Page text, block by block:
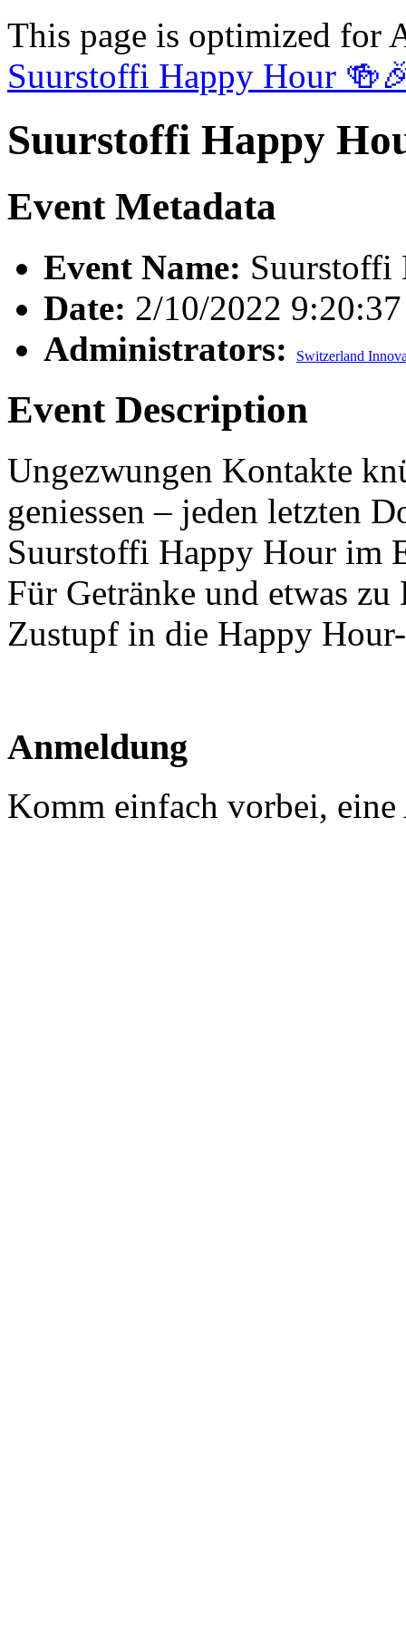
This page is optimized for
Suurstoffi Happy Hour
Suurstoffi Happy
Event Metadata
Event Name: Suurstoffi
Date: 2/10/2022
Administrators:
Switzerland
Event Description
Ungezwungen Kontakte
geniessen – jeden letzten
Suurstoffi Happy Hour im
Für Getränke und etwas
Zustupf in die Happy
Anmeldung
Komm einfach vorbei,